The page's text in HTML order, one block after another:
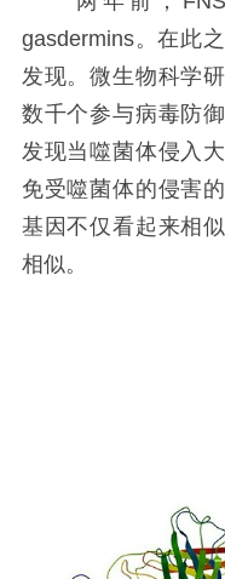
gasdermins。在此
发现。微生物科学
数千个参与病毒防
发现当噬菌体侵入
免受噬菌体的侵害
基因不仅看起来相
相似。